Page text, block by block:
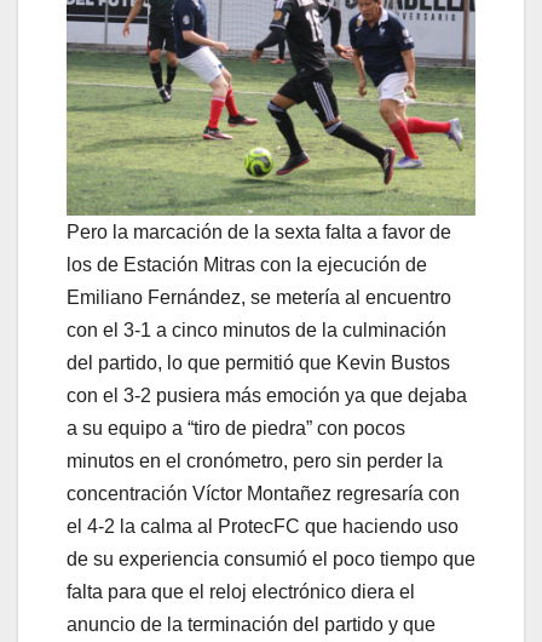
Pero la marcación de la sexta falta a favor de
los de Estación Mitras con la ejecución de
Emiliano Fernández, se metería al encuentro
con el 3-1 a cinco minutos de la culminación
del partido, lo que permitió que Kevin Bustos
con el 3-2 pusiera más emoción ya que dejaba
a su equipo a “tiro de piedra” con pocos
minutos en el cronómetro, pero sin perder la
concentración Víctor Montañez regresaría con
el 4-2 la calma al ProtecFC que haciendo uso
de su experiencia consumió el poco tiempo que
falta para que el reloj electrónico diera el
anuncio de la terminación del partido y que